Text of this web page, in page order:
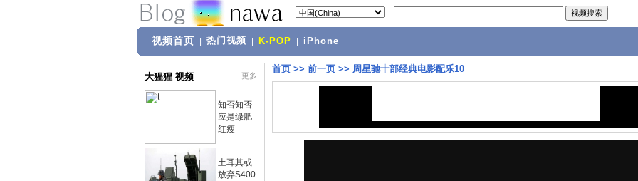
视频首页 热门视频 K-POP iPhone
大猩猩 视频 更多
知否知否
应是绿肥
红瘦
土耳其或
放弃S400
首页 >> 前一页 >> 周星驰十部经典电影配乐10